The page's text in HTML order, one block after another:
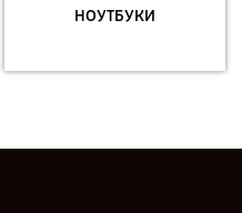
НОУТБУКИ